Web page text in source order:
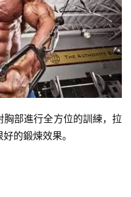
部進行全方位的訓練，拉
的鍛煉效果。